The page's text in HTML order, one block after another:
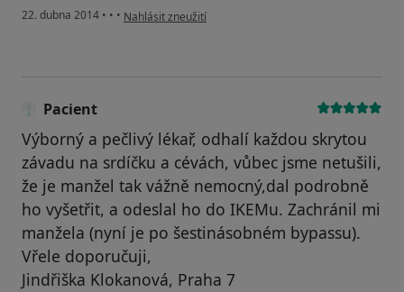
22. dubna 2014 • • • podle názoru uživatele Váš účet byl odstraněn
Nahlásit zneužití
Pacient
Výborný a pečlivý lékař, odhalí každou skrytou
závadu na srdíčku a cévách, vůbec jsme netušili,
že je manžel tak vážně nemocný,dal podrobně
ho vyšetřit, a odeslal ho do IKEMu. Zachránil mi
manžela (nyní je po šestinásobném bypassu).
Vřele doporučuji,
Jindřiška Klokanová, Praha 7